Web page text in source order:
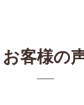
お客様の